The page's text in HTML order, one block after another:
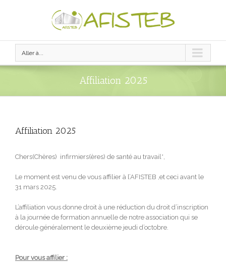
Aller à...
Affiliation 2025
Affiliation 2025
Chers(Chères) infirmiers(ères) de santé au travail*,
Le moment est venu de vous affilier à l’AFISTEB ,et ceci avant le
31 mars 2025.
L’affiliation vous donne droit à une réduction du droit d’inscription
à la journée de formation annuelle de notre association qui se
déroule généralement le deuxième jeudi d’octobre.
Pour vous affilier :